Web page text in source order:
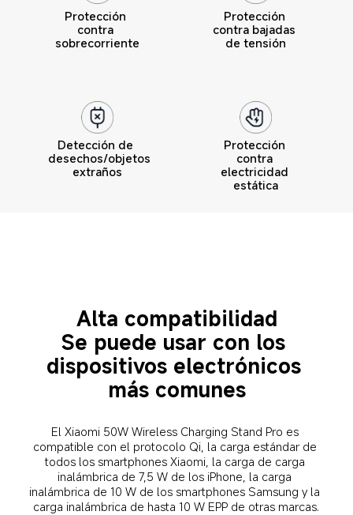
Protección
contra
sobrecorriente
Protección
contra bajadas
de tensión
Detección de
desechos/objetos
extraños
Protección
contra
electricidad
estática
Alta compatibilidad
Se puede usar con los
dispositivos electrónicos
más comunes
El Xiaomi 50W Wireless Charging Stand Pro es
compatible con el protocolo Qi, la carga estándar de
todos los smartphones Xiaomi, la carga de carga
inalámbrica de 7,5 W de los iPhone, la carga
inalámbrica de 10 W de los smartphones Samsung y la
carga inalámbrica de hasta 10 W EPP de otras marcas.